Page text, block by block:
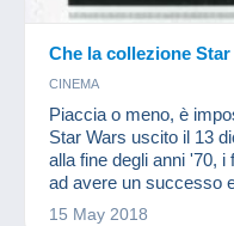
Che la collezione
CINEMA
Piaccia o meno, è
Star Wars uscito il 13
alla fine degli anni '70,
ad avere un successo
collezione Star Wars è
15 May 2018